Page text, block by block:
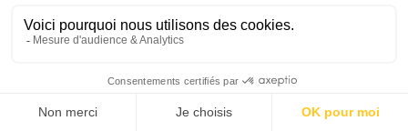
d'expérience, et aboutit à une vision claire et
Contactez-nous Nous rejoindre